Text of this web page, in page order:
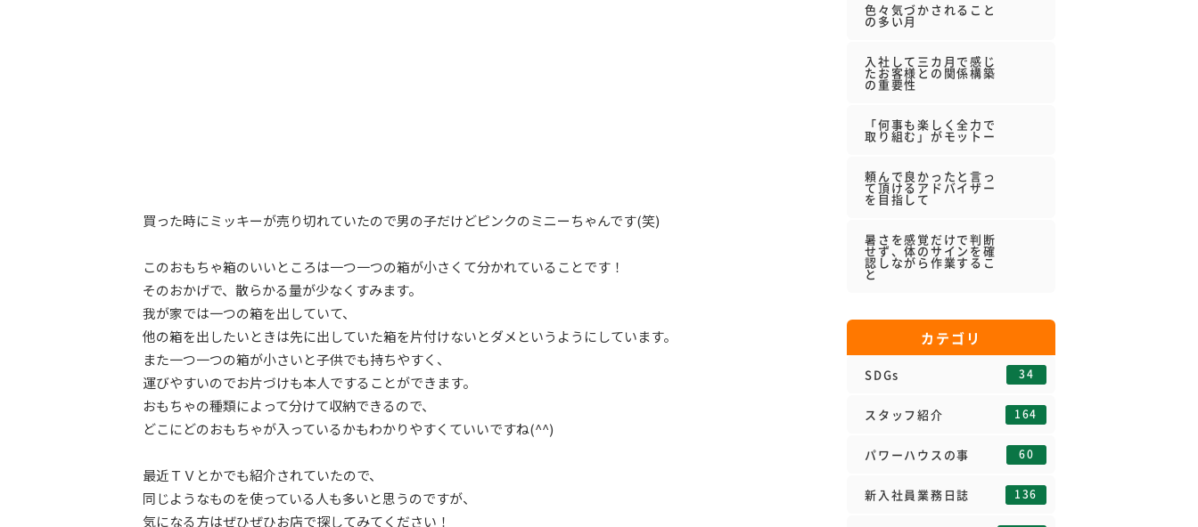
買った時にミッキーが売り切れていたので男の子だけどピンクのミニーちゃんです(笑)
このおもちゃ箱のいいところは一つ一つの箱が小さくて分かれていることです！
そのおかげで、散らかる量が少なくすみます。
我が家では一つの箱を出していて、
他の箱を出したいときは先に出していた箱を片付けないとダメというようにしています。
また一つ一つの箱が小さいと子供でも持ちやすく、
運びやすいのでお片づけも本人ですることができます。
おもちゃの種類によって分けて収納できるので、
どこにどのおもちゃが入っているかもわかりやすくていいですね(^^)
最近ＴＶとかでも紹介されていたので、
同じようなものを使っている人も多いと思うのですが、
気になる方はぜひぜひお店で探してみてください！
色々気づかされること
の多い月
入社して三カ月で感じ
たお客様との関係構築
の重要性
「何事も楽しく全力で
取り組む」がモットー
頼んで良かったと言っ
て頂けるアドバイザー
を目指して
暑さを感覚だけで判断
せず、体のサインを確
認しながら作業するこ
と
カテゴリ
SDGs 34
スタッフ紹介 164
パワーハウスの事 60
新入社員業務日誌 136